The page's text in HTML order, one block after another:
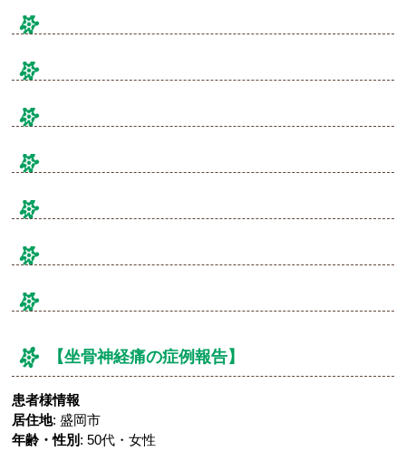
【坐骨神経痛の症例報告】
患者様情報
居住地: 盛岡市
年齢・性別 : 50代・女性